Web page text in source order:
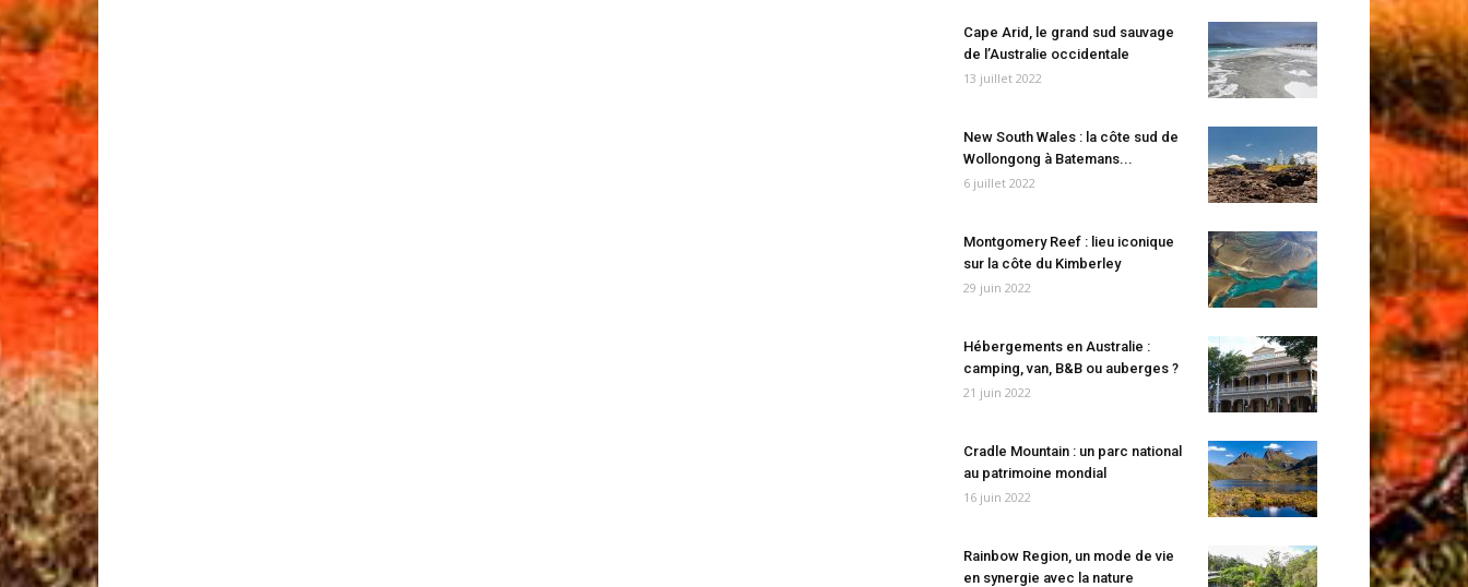
Cape Arid, le grand sud sauvage
de l’Australie occidentale
13 juillet 2022
New South Wales : la côte sud de
Wollongong à Batemans...
6 juillet 2022
Montgomery Reef : lieu iconique
sur la côte du Kimberley
29 juin 2022
Hébergements en Australie :
camping, van, B&B ou auberges ?
21 juin 2022
Cradle Mountain : un parc national
au patrimoine mondial
16 juin 2022
Rainbow Region, un mode de vie
en synergie avec la nature